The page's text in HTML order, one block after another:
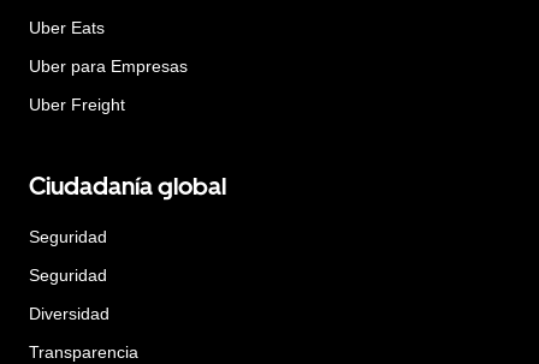
Uber Eats
Uber para Empresas
Uber Freight
Ciudadanía global
Seguridad
Seguridad
Diversidad
Transparencia